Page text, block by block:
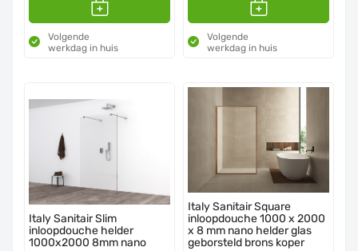
Volgende
werkdag in huis
Volgende
werkdag in huis
Italy Sanitair Slim
inloopdouche helder
1000x2000 8mm nano
Italy Sanitair Square
inloopdouche 1000 x 2000
x 8 mm nano helder glas
geborsteld brons koper